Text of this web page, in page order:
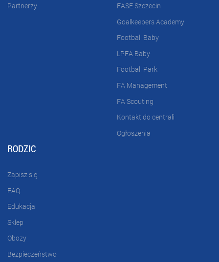
Partnerzy
FASE Szczecin
Goalkeepers Academy
Football Baby
LPFA Baby
Football Park
FA Management
FA Scouting
Kontakt do centrali
Ogłoszenia
RODZIC
Zapisz się
FAQ
Edukacja
Sklep
Obozy
Bezpieczeństwo